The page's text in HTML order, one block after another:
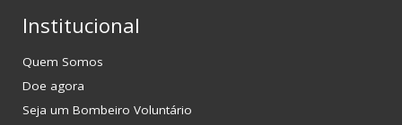
Institucional
Quem Somos
Doe agora
Seja um Bombeiro Voluntário